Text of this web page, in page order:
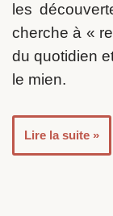
les
cherche à «
du quotidien
le mien.
Lire la suite »